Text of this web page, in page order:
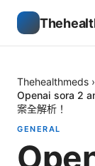
Thehealthmeds ›
Openai sora 2
案全解析！
GENERAL